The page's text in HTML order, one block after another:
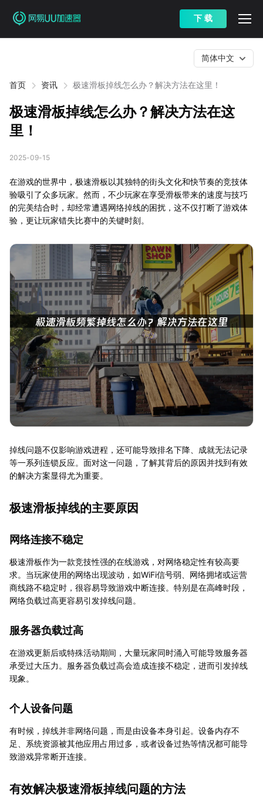
下 载
首页 资讯 极速滑板掉线怎么办？解决方法在这里！
简体中文
极速滑板掉线怎么办？解决方法在这
里！
2025-09-15
在游戏的世界中，极速滑板以其独特的街头文化和快节奏的竞技体
验吸引了众多玩家。然而，不少玩家在享受滑板带来的速度与技巧
的完美结合时，却经常遭遇网络掉线的困扰，这不仅打断了游戏体
验，更让玩家错失比赛中的关键时刻。
掉线问题不仅影响游戏进程，还可能导致排名下降、成就无法记录
等一系列连锁反应。面对这一问题，了解其背后的原因并找到有效
的解决方案显得尤为重要。
极速滑板掉线的主要原因
网络连接不稳定
极速滑板作为一款竞技性强的在线游戏，对网络稳定性有较高要
求。当玩家使用的网络出现波动，如WiFi信号弱、网络拥堵或运营
商线路不稳定时，很容易导致游戏中断连接。特别是在高峰时段，
网络负载过高更容易引发掉线问题。
服务器负载过高
在游戏更新后或特殊活动期间，大量玩家同时涌入可能导致服务器
承受过大压力。服务器负载过高会造成连接不稳定，进而引发掉线
现象。
个人设备问题
有时候，掉线并非网络问题，而是由设备本身引起。设备内存不
足、系统资源被其他应用占用过多，或者设备过热等情况都可能导
致游戏异常断开连接。
有效解决极速滑板掉线问题的方法